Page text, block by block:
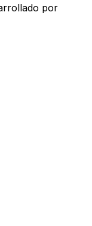
por